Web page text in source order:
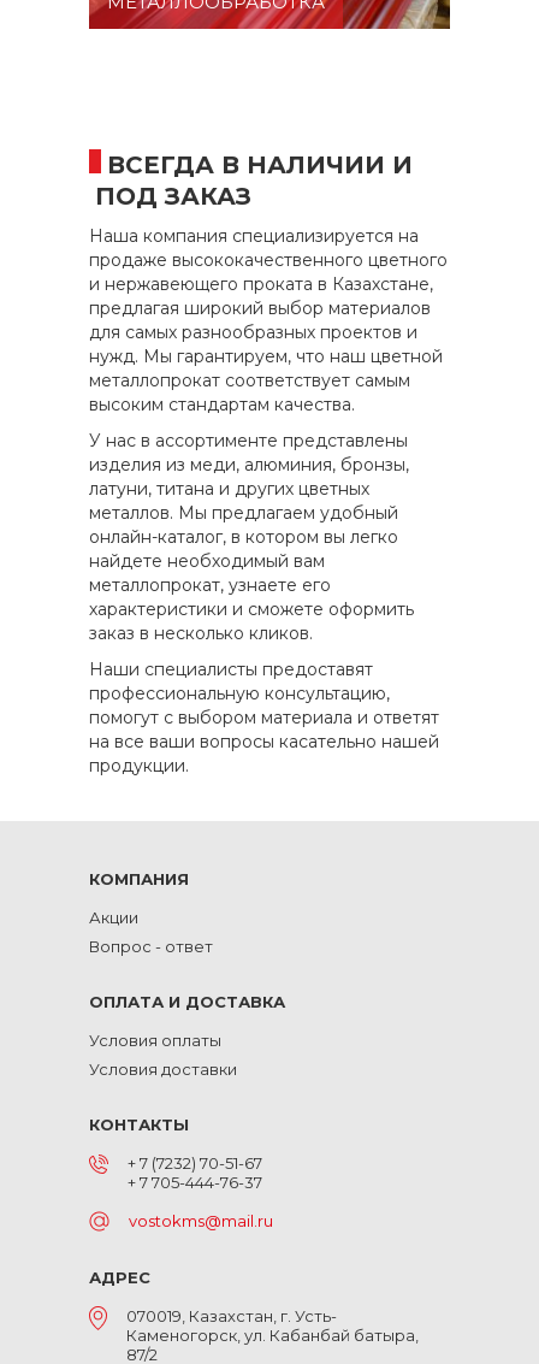
ВСЕГДА В НАЛИЧИИ И
ПОД ЗАКАЗ
Наша компания специализируется на
продаже высококачественного цветного
и нержавеющего проката в Казахстане,
предлагая широкий выбор материалов
для самых разнообразных проектов и
нужд. Мы гарантируем, что наш цветной
металлопрокат соответствует самым
высоким стандартам качества.
У нас в ассортименте представлены
изделия из меди, алюминия, бронзы,
латуни, титана и других цветных
металлов. Мы предлагаем удобный
онлайн-каталог, в котором вы легко
найдете необходимый вам
металлопрокат, узнаете его
характеристики и сможете оформить
заказ в несколько кликов.
Наши специалисты предоставят
профессиональную консультацию,
помогут с выбором материала и ответят
на все ваши вопросы касательно нашей
продукции.
КОМПАНИЯ
Акции
Вопрос - ответ
ОПЛАТА И ДОСТАВКА
Условия оплаты
Условия доставки
КОНТАКТЫ
+ 7 (7232) 70-51-67
+ 7 705-444-76-37
vostokms@mail.ru
АДРЕС
070019, Казахстан, г. Усть-
Каменогорск, ул. Кабанбай батыра,
87/2